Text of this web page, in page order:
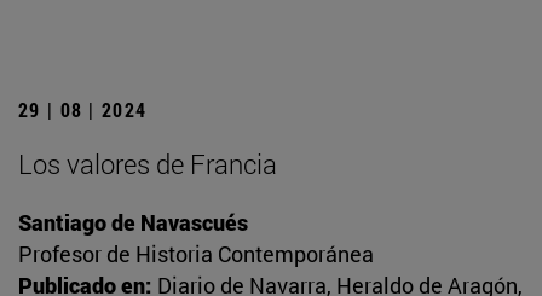
29 | 08 | 2024
Los valores de Francia
Santiago de Navascués
Profesor de Historia Contemporánea
Publicado en: Diario de Navarra, Heraldo de Aragón,